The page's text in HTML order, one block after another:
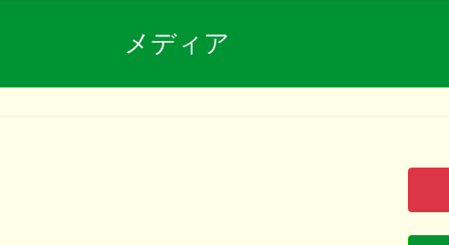
メディア